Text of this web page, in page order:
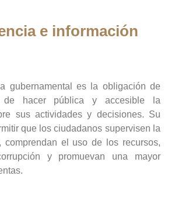
e información
gubernamental es la obligación de
de hacer pública y accesible la
sus actividades y decisiones. Su
que los ciudadanos supervisen la
comprendan el uso de los recursos,
y promuevan una mayor